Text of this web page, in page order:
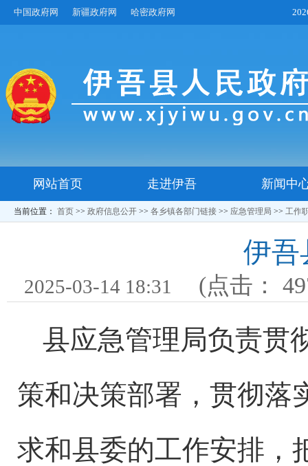
中国政府网 新疆政府网 哈密政府网
网站首页 走进伊吾 新闻中
当前位置： 首页 >> 政府信息公开 >> 各乡镇各部门链接 >> 应急管理局 >> 工作
伊吾
2025-03-14 18:31 (点击：
县应急管理局负责贯
策和决策部署，贯彻落
求和县委的工作安排